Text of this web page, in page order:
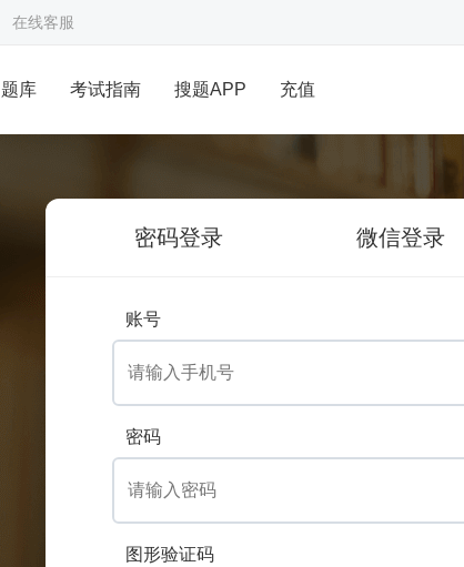
在线客服
题库 考试指南 搜题APP 充值
密码登录 微信登录
账号
密码
图形验证码